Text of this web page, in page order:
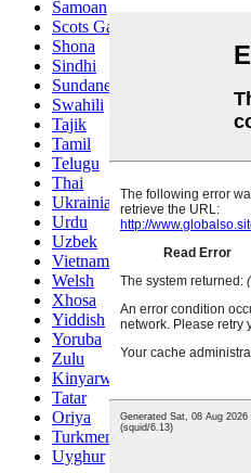
Samoan
Scots Gaelic
Shona
Sindhi
Sundanese
Swahili
Tajik
Tamil
Telugu
Thai
Ukrainian
Urdu
Uzbek
Vietnamese
Welsh
Xhosa
Yiddish
Yoruba
Zulu
Kinyarwanda
Tatar
Oriya
Turkmen
Uyghur